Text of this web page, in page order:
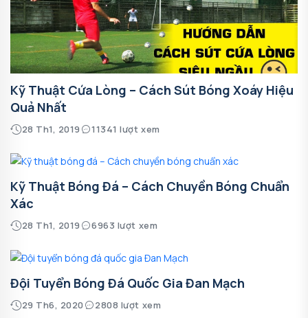
Kỹ Thuật Cứa Lòng – Cách Sút Bóng Xoáy Hiệu
Quả Nhất
28 Th1, 2019 11341 lượt xem
Kỹ Thuật Bóng Đá – Cách Chuyền Bóng Chuẩn
Xác
28 Th1, 2019 6963 lượt xem
Đội Tuyển Bóng Đá Quốc Gia Đan Mạch
29 Th6, 2020 2808 lượt xem